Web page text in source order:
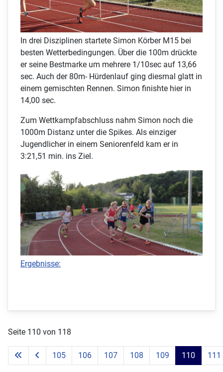
In drei Disziplinen startete Simon Körber M15 bei
besten Wetterbedingungen. Über die 100m drückte
er seine Bestmarke um mehrere 1/10sec auf 13,66
sec. Auch der 80m- Hürdenlauf ging diesmal glatt in
einem gemischten Rennen. Simon finishte hier in
14,00 sec.
Zum Wettkampfabschluss nahm Simon noch die
1000m Distanz unter die Spikes. Als einziger
Jugendlicher in einem Seniorenfeld kam er in
3:21,51 min. ins Ziel.
Ergebnisse:
Seite 110 von 118
105 106 107 108 109 110 111